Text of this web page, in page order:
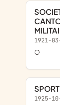
SOCIETE DE TIR DES SAPEURS POMPIERS DU
1921-
o
1925-